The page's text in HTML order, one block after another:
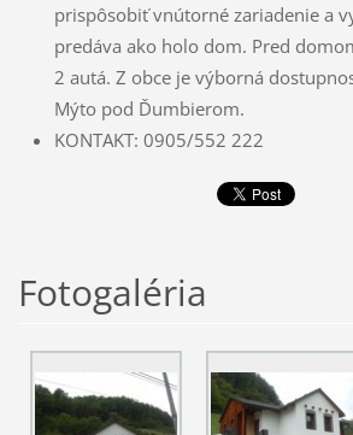
prispôsobiť vnútorné zariadenie a
predáva ako holo dom. Pred
2 autá. Z obce je výborná
Mýto pod Ďumbierom.
KONTAKT: 0905/552 222
Fotogaléria